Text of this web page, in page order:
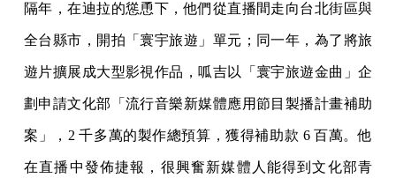
隔年，在迪拉的慫恿下，他們從直播間走向台北街區與
全台縣市，開拍「寰宇旅遊」單元；同一年，為了將旅
遊片擴展成大型影視作品，呱吉以「寰宇旅遊金曲」企
劃申請文化部「流行音樂新媒體應用節目製播計畫補助
案」，2 千多萬的製作總預算，獲得補助款 6 百萬。他
在直播中發佈捷報，很興奮新媒體人能得到文化部青